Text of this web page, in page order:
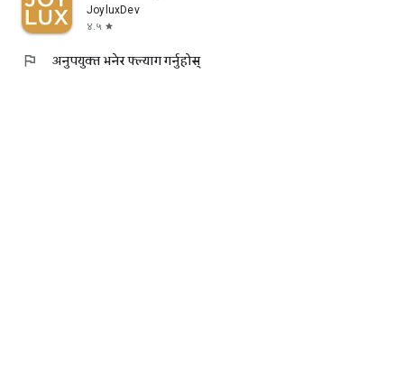
JoyluxDev
४.५ star
flag अनुपयुक्त भनेर फ्ल्याग गर्नुहोस्